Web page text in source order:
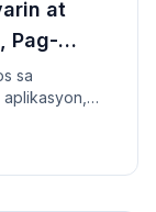
at
Pag-
of
sa